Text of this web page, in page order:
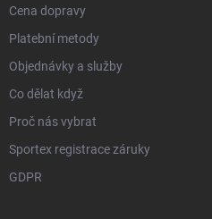
Cena dopravy
Platební metody
Objednávky a služby
Co dělat když
Proč nás vybrat
Sportex registrace záruky
GDPR